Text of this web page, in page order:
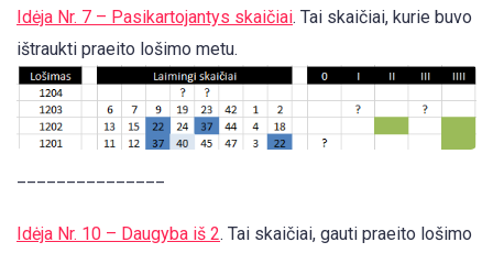
Idėja Nr. 7 – Pasikartojantys skaičiai. Tai skaičiai, kurie buvo
ištraukti praeito lošimo metu.
Idėja Nr. 10 – Daugyba iš 2. Tai skaičiai, gauti praeito lošimo